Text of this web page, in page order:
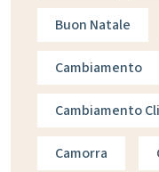
Buon Natale
Cambiamento
Cambiamento
Camorra